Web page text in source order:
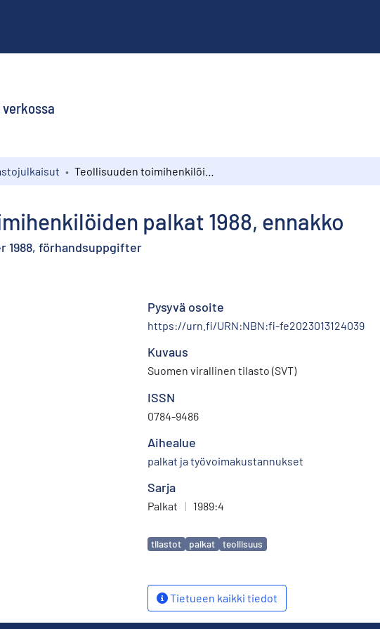
palkat 1988, ennakko
1988, förhandsuppgifter
Pysyvä osoite
https://urn.fi/URN:NBN:fi-fe2023013124039
Kuvaus
Suomen virallinen tilasto (SVT)
ISSN
0784-9486
Aihealue
palkat ja työvoimakustannukset
Sarja
Palkat | 1989:4
Avainsanat
tilastot palkat teollisuus
Tietueen kaikki tiedot